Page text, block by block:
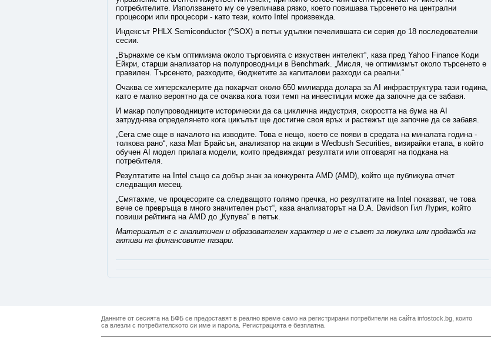
потребителите. Използването му се увеличава рязко, което повишава търсенето на централни
процесори или процесори - като тези, които Intel произвежда.
Индексът PHLX Semiconductor (^SOX) в петък удължи печелившата си серия до 18 последователни
сесии.
„Върнахме се към оптимизма около търговията с изкуствен интелект“, каза пред Yahoo Finance Коди
Ейкри, старши анализатор на полупроводници в Benchmark. „Мисля, че оптимизмът около търсенето е
правилен. Търсенето, разходите, бюджетите за капиталови разходи са реални.“
Очаква се хиперскалерите да похарчат около 650 милиарда долара за AI инфраструктура тази година,
като е малко вероятно да се очаква кога този темп на инвестиции може да започне да се забавя.
И макар полупроводниците исторически да са циклична индустрия, скоростта на бума на AI
затруднява определянето кога цикълът ще достигне своя връх и растежът ще започне да се забавя.
„Сега сме още в началото на изводите. Това е нещо, което се появи в средата на миналата година -
толкова рано“, каза Мат Брайсън, анализатор на акции в Wedbush Securities, визирайки етапа, в който
обучен AI модел прилага модели, които предвиждат резултати или отговарят на подкана на
потребителя.
Резултатите на Intel също са добър знак за конкурента AMD (AMD), който ще публикува отчет
следващия месец.
„Смятахме, че процесорите са следващото голямо пречка, но резултатите на Intel показват, че това
вече се превръща в много значителен ръст“, каза анализаторът на D.A. Davidson Гил Лурия, който
повиши рейтинга на AMD до „Купува“ в петък.
Материалът е с аналитичен и образователен характер и не е съвет за покупка или продажба на
активи на финансовите пазари.
Данните от сесията на БФБ се предоставят в реално време само на регистрирани потребители на сайта infostock.bg, които
са влезли с потребителското си име и парола. Регистрацията е безплатна.